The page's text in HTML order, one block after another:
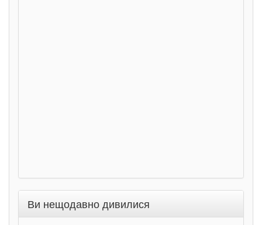
Ви нещодавно дивилися